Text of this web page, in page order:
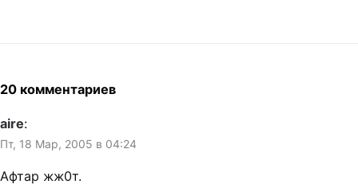
незатейливо прошу
продавщицу поискать
штопор, потому…
20 комментариев
aire:
Пт, 18 Мар, 2005 в 04:24
Афтар жж0т.